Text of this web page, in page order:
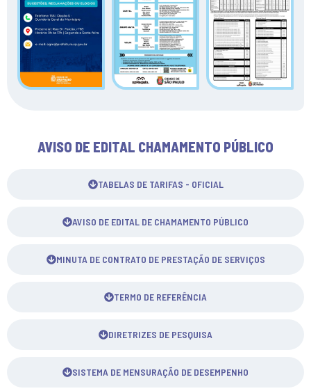
AVISO DE EDITAL CHAMAMENTO PÚBLICO
TABELAS DE TARIFAS - OFICIAL
AVISO DE EDITAL DE CHAMAMENTO PÚBLICO
MINUTA DE CONTRATO DE PRESTAÇÃO DE SERVIÇOS
TERMO DE REFERÊNCIA
DIRETRIZES DE PESQUISA
SISTEMA DE MENSURAÇÃO DE DESEMPENHO